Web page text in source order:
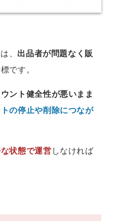
、 出品者が問題なく販
です。
ント健全性が悪いまま
の停止や削除につなが
状態で運営 しなければ